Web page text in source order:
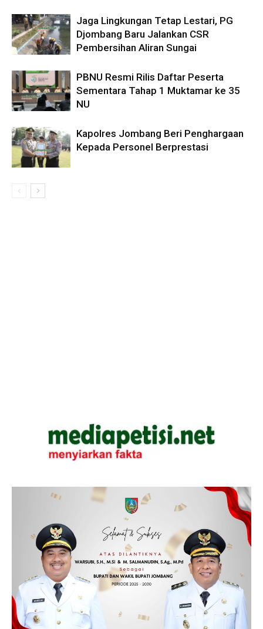
Jaga Lingkungan Tetap Lestari, PG
Djombang Baru Jalankan CSR
Pembersihan Aliran Sungai
PBNU Resmi Rilis Daftar Peserta
Sementara Tahap 1 Muktamar ke 35
NU
Kapolres Jombang Beri Penghargaan
Kepada Personel Berprestasi